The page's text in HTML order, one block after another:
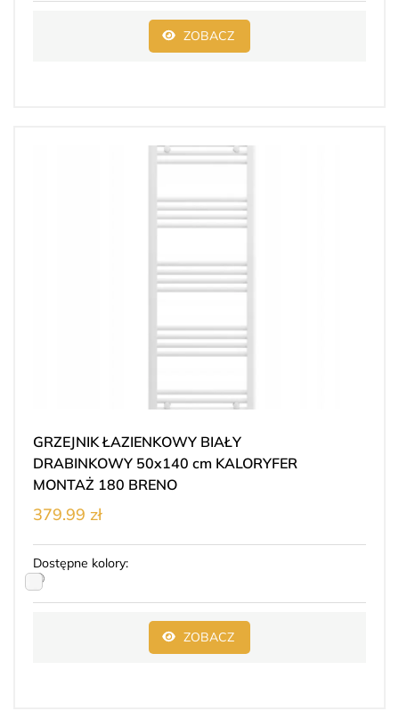
ZOBACZ
GRZEJNIK ŁAZIENKOWY BIAŁY
DRABINKOWY 50x140 cm KALORYFER
MONTAŻ 180 BRENO
379.99 zł
Dostępne kolory:
ZOBACZ